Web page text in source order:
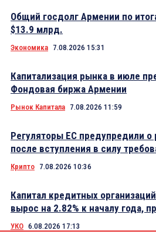
Общий госдолг Армении по
$13.9 млрд.
Экономика 7.08.2026 15:31
Капитализация рынка в июле
Фондовая биржа Армении
Рынок Капитала 7.08.2026 11:59
Регуляторы ЕС предупредили
после вступления в силу
Крипто 7.08.2026 10:36
Капитал кредитных
вырос на 2.82% к началу года,
УКО 6.08.2026 17:13